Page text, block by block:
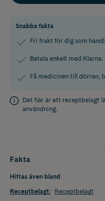
Snabba fakta
Fri frakt för dig som
Betala enkelt med Klarna.
Få medicinen till dörren,
Det här är ett receptbelagt
användning.
Fakta
Hittas även bland
Receptbelagt: Receptbelagt